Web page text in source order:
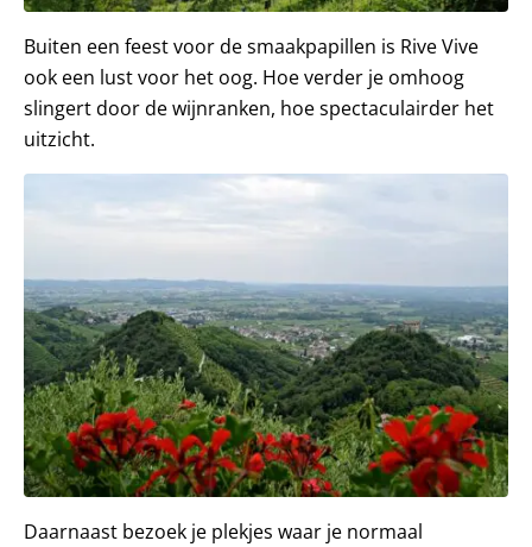
Buiten een feest voor de smaakpapillen is Rive Vive
ook een lust voor het oog. Hoe verder je omhoog
slingert door de wijnranken, hoe spectaculairder het
uitzicht.
Daarnaast bezoek je plekjes waar je normaal